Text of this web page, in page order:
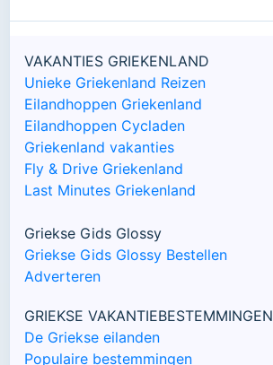
VAKANTIES GRIEKENLAND
Unieke Griekenland Reizen
Eilandhoppen Griekenland
Eilandhoppen Cycladen
Griekenland vakanties
Fly & Drive Griekenland
Last Minutes Griekenland
Griekse Gids Glossy
Griekse Gids Glossy Bestellen
Adverteren
GRIEKSE VAKANTIEBESTEMMINGEN
De Griekse eilanden
Populaire bestemmingen